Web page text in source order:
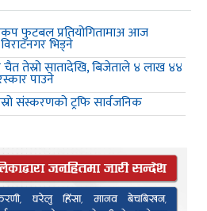
फुटबल प्रतियोगितामाअ आज
भिड्ने
तेस्रो सातादेखि, बिजेताले ४ लाख ४४
पाउने
संस्करणको ट्रफि सार्वजनिक